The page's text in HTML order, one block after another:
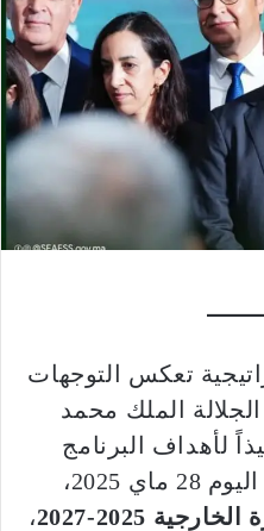
تعكس التوجهات
الملك محمد
لأهداف البرنامج
الحكومي 2021-2026، تم اليوم 28 ماي 2025،
2025-2027
،